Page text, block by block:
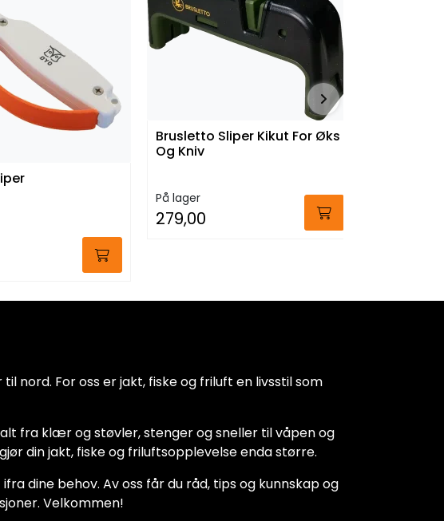
Brusletto Sliper Kikut For Øks
Og Kniv
På lager
279,00
nord. For oss er jakt, fiske og friluft en livsstil som
fra klær og støvler, stenger og sneller til våpen og
din jakt, fiske og friluftsopplevelse enda større.
dine behov. Av oss får du råd, tips og kunnskap og
Velkommen!